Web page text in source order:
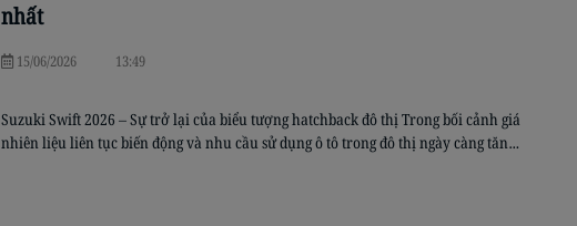
nhất
15/06/2026 13:49
Suzuki Swift 2026 – Sự trở lại của biểu tượng hatchback đô thị Trong bối cảnh giá
nhiên liệu liên tục biến động và nhu cầu sử dụng ô tô trong đô thị ngày càng tăng,